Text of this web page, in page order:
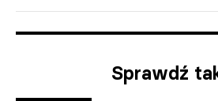
Sprawdź